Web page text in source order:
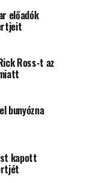
előadók
Ross-t az
bunyózna
kapott